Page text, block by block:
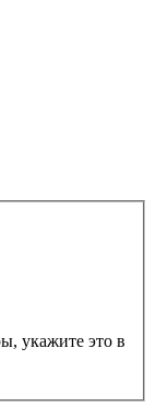
укажите это в